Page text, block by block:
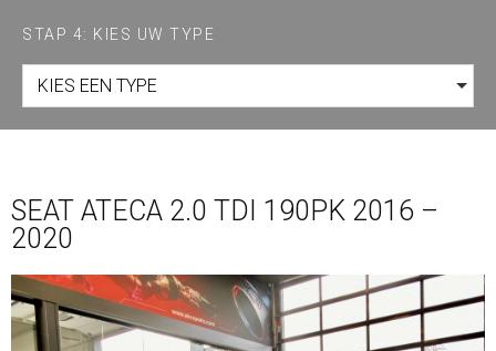
STAP 4: KIES UW TYPE
KIES EEN TYPE
SEAT ATECA 2.0 TDI 190PK 2016 –
2020